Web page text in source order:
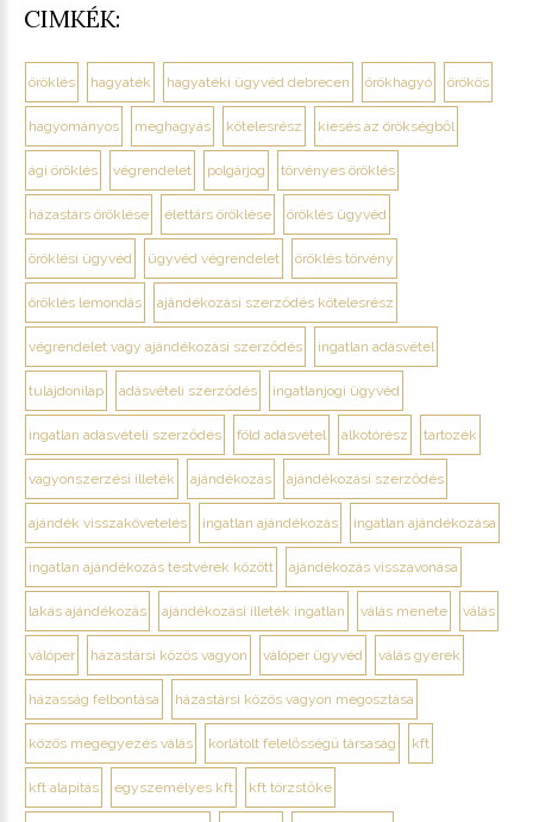
CIMKÉK:
öröklés hagyaték hagyatéki ügyvéd debrecen örökhagyó örökös
hagyományos meghagyás kötelesrész kiesés az örökségből
ági öröklés végrendelet polgárjog törvényes öröklés
házastárs öröklése élettárs öröklése öröklés ügyvéd
öröklési ügyvéd ügyvéd végrendelet öröklés törvény
öröklés lemondás ajándékozási szerződés kötelesrész
végrendelet vagy ajándékozási szerződés ingatlan adásvétel
tulajdonilap adásvételi szerződés ingatlanjogi ügyvéd
ingatlan adásvételi szerződés föld adásvétel alkotórész tartozék
vagyonszerzési illeték ajándékozás ajándékozási szerződés
ajándék visszakövetelés ingatlan ajándékozás ingatlan ajándékozása
ingatlan ajándékozás testvérek között ajándékozás visszavonása
lakás ajándékozás ajándékozási illeték ingatlan válás menete válás
válóper házastársi közös vagyon válóper ügyvéd válás gyerek
házasság felbontása házastársi közös vagyon megosztása
közös megegyezés válás korlátolt felelősségű társaság kft
kft alapítás egyszemélyes kft kft törzstőke